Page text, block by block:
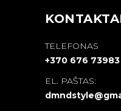
TELEFONAS
+370 676 73983
EL. PAŠTAS: